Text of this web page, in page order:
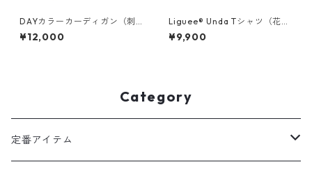
DAYカラーカーディガン（刺
繍）
¥12,000
Liguee®️ Unda Tシャツ（花ロ
ゴ刺繍&バックプリント）
¥9,900
Category
定番アイテム